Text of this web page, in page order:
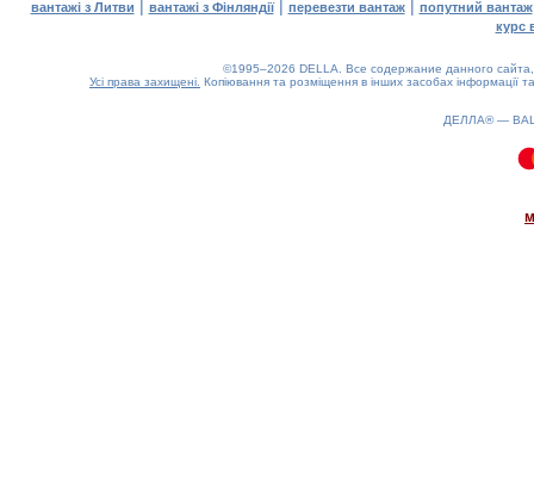
вантажі з Литви вантажі з Фінляндії| перевезти вантаж| попутний вантаж
курс
©1995–2026 DELLA. Все содержание данного
Усі права захищені. Копіювання та розміщення в інших засобах інформації
ДЕЛЛА® —